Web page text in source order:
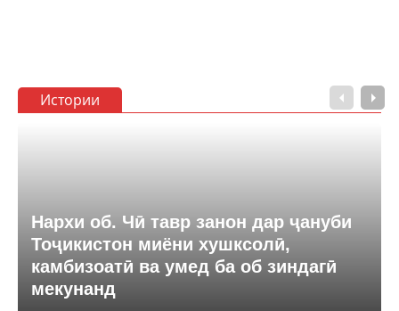
Истории
Нархи об. Чӣ тавр занон дар ҷануби
Тоҷикистон миёни хушксолӣ,
камбизоатӣ ва умед ба об зиндагӣ
мекунанд